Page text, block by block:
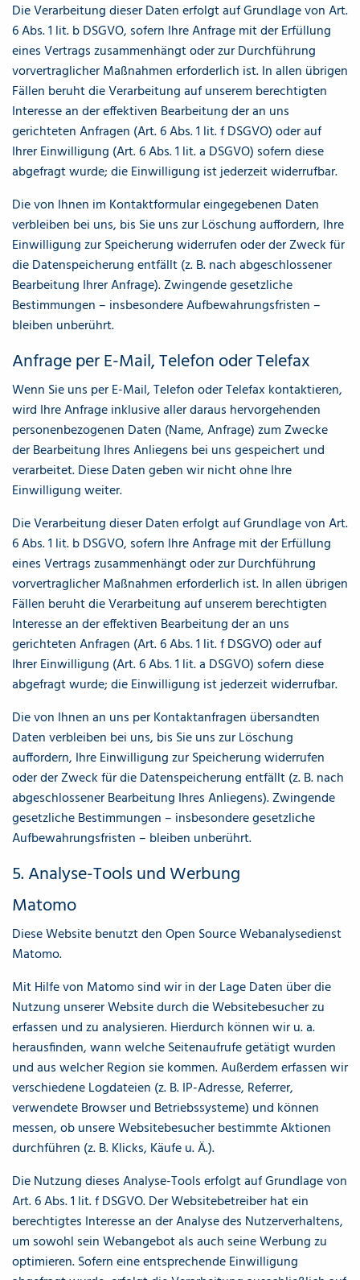
Die Verarbeitung dieser Daten erfolgt auf Grundlage von Art.
6 Abs. 1 lit. b DSGVO, sofern Ihre Anfrage mit der Erfüllung
eines Vertrags zusammenhängt oder zur Durchführung
vorvertraglicher Maßnahmen erforderlich ist. In allen übrigen
Fällen beruht die Verarbeitung auf unserem berechtigten
Interesse an der effektiven Bearbeitung der an uns
gerichteten Anfragen (Art. 6 Abs. 1 lit. f DSGVO) oder auf
Ihrer Einwilligung (Art. 6 Abs. 1 lit. a DSGVO) sofern diese
abgefragt wurde; die Einwilligung ist jederzeit widerrufbar.
Die von Ihnen im Kontaktformular eingegebenen Daten
verbleiben bei uns, bis Sie uns zur Löschung auffordern, Ihre
Einwilligung zur Speicherung widerrufen oder der Zweck für
die Datenspeicherung entfällt (z. B. nach abgeschlossener
Bearbeitung Ihrer Anfrage). Zwingende gesetzliche
Bestimmungen – insbesondere Aufbewahrungsfristen –
bleiben unberührt.
Anfrage per E-Mail, Telefon oder Telefax
Wenn Sie uns per E-Mail, Telefon oder Telefax kontaktieren,
wird Ihre Anfrage inklusive aller daraus hervorgehenden
personenbezogenen Daten (Name, Anfrage) zum Zwecke
der Bearbeitung Ihres Anliegens bei uns gespeichert und
verarbeitet. Diese Daten geben wir nicht ohne Ihre
Einwilligung weiter.
Die Verarbeitung dieser Daten erfolgt auf Grundlage von Art.
6 Abs. 1 lit. b DSGVO, sofern Ihre Anfrage mit der Erfüllung
eines Vertrags zusammenhängt oder zur Durchführung
vorvertraglicher Maßnahmen erforderlich ist. In allen übrigen
Fällen beruht die Verarbeitung auf unserem berechtigten
Interesse an der effektiven Bearbeitung der an uns
gerichteten Anfragen (Art. 6 Abs. 1 lit. f DSGVO) oder auf
Ihrer Einwilligung (Art. 6 Abs. 1 lit. a DSGVO) sofern diese
abgefragt wurde; die Einwilligung ist jederzeit widerrufbar.
Die von Ihnen an uns per Kontaktanfragen übersandten
Daten verbleiben bei uns, bis Sie uns zur Löschung
auffordern, Ihre Einwilligung zur Speicherung widerrufen
oder der Zweck für die Datenspeicherung entfällt (z. B. nach
abgeschlossener Bearbeitung Ihres Anliegens). Zwingende
gesetzliche Bestimmungen – insbesondere gesetzliche
Aufbewahrungsfristen – bleiben unberührt.
5. Analyse-Tools und Werbung
Matomo
Diese Website benutzt den Open Source Webanalysedienst
Matomo.
Mit Hilfe von Matomo sind wir in der Lage Daten über die
Nutzung unserer Website durch die Websitebesucher zu
erfassen und zu analysieren. Hierdurch können wir u. a.
herausfinden, wann welche Seitenaufrufe getätigt wurden
und aus welcher Region sie kommen. Außerdem erfassen wir
verschiedene Logdateien (z. B. IP-Adresse, Referrer,
verwendete Browser und Betriebssysteme) und können
messen, ob unsere Websitebesucher bestimmte Aktionen
durchführen (z. B. Klicks, Käufe u. Ä.).
Die Nutzung dieses Analyse-Tools erfolgt auf Grundlage von
Art. 6 Abs. 1 lit. f DSGVO. Der Websitebetreiber hat ein
berechtigtes Interesse an der Analyse des Nutzerverhaltens,
um sowohl sein Webangebot als auch seine Werbung zu
optimieren. Sofern eine entsprechende Einwilligung